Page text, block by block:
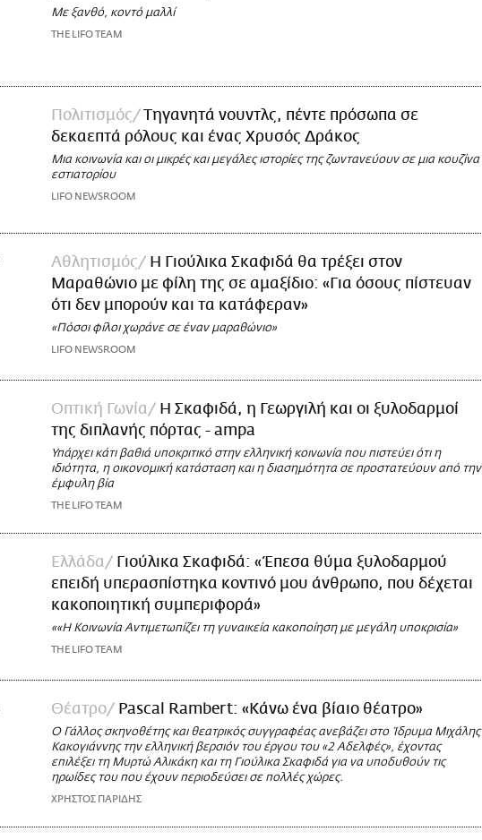
Με ξανθό, κοντό μαλλί
THE LIFO TEAM
Πολιτισμός
Τηγανητά νουντλς, πέντε πρόσωπα σε
δεκαεπτά ρόλους και ένας Χρυσός Δράκος
Μια κοινωνία και οι μικρές και μεγάλες ιστορίες της ζωντανεύουν σε μια κουζίνα
εστιατορίου
LIFO NEWSROOM
Αθλητισμός
Η Γιούλικα Σκαφιδά θα τρέξει στον
Μαραθώνιο με φίλη της σε αμαξίδιο: «Για όσους πίστευαν
ότι δεν μπορούν και τα κατάφεραν»
«Πόσοι φίλοι χωράνε σε έναν μαραθώνιο»
LIFO NEWSROOM
Οπτική Γωνία
Η Σκαφιδά, η Γεωργιλή και οι ξυλοδαρμοί
της διπλανής πόρτας - ampa
Υπάρχει κάτι βαθιά υποκριτικό στην ελληνική κοινωνία που πιστεύει ότι η
ιδιότητα, η οικονομική κατάσταση και η διασημότητα σε προστατεύουν από την
έμφυλη βία
THE LIFO TEAM
Ελλάδα
Γιούλικα Σκαφιδά: «Έπεσα θύμα ξυλοδαρμού
επειδή υπερασπίστηκα κοντινό μου άνθρωπο, που δέχεται
κακοποιητική συμπεριφορά»
««Η Κοινωνία Αντιμετωπίζει τη γυναικεία κακοποίηση με μεγάλη υποκρισία»
THE LIFO TEAM
Θέατρο Pascal Rambert: «Κάνω ένα βίαιο θέατρο»
Ο Γάλλος σκηνοθέτης και θεατρικός συγγραφέας ανεβάζει στο Ίδρυμα Μιχάλης
Κακογιάννης την ελληνική βερσιόν του έργου του «2 Αδελφές», έχοντας
επιλέξει τη Μυρτώ Αλικάκη και τη Γιούλικα Σκαφιδά για να υποδυθούν τις
ηρωίδες του που έχουν περιοδεύσει σε πολλές χώρες.
ΧΡΗΣΤΟΣ ΠΑΡΙΔΗΣ